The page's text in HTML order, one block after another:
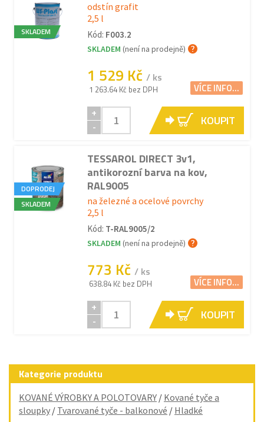
SKLADEM
odstín grafit
2,5 l
Kód: F003.2
SKLADEM (není na prodejně)
1 529 Kč / ks
1 263.64 Kč bez DPH VÍCE INFO...
+
-
KOUPIT
DOPRODEJ
SKLADEM
TESSAROL DIRECT 3v1,
antikorozní barva na kov,
RAL9005
na železné a ocelové povrchy
2,5 l
Kód: T-RAL9005/2
SKLADEM (není na prodejně)
773 Kč / ks
638.84 Kč bez DPH VÍCE INFO...
+
-
KOUPIT
Kategorie produktu
KOVANÉ VÝROBKY A POLOTOVARY / Kované tyče a
sloupky / Tvarované tyče - balkonové / Hladké